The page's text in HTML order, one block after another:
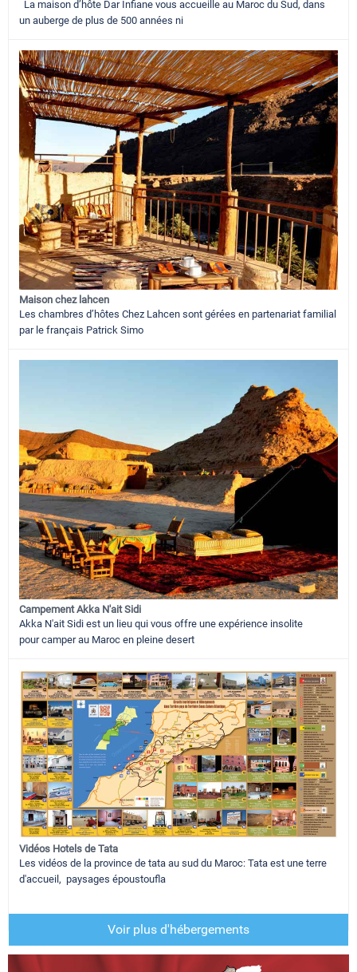
La maison d’hôte Dar Infiane vous accueille au Maroc du Sud, dans
un auberge de plus de 500 années ni
Maison chez lahcen
Les chambres d’hôtes Chez Lahcen sont gérées en partenariat familial
par le français Patrick Simo
Campement Akka N'ait Sidi
Akka N'ait Sidi est un lieu qui vous offre une expérience insolite
pour camper au Maroc en pleine desert
Vidéos Hotels de Tata
Les vidéos de la province de tata au sud du Maroc: Tata est une terre
d'accueil, paysages époustoufla
Voir plus d'hébergements